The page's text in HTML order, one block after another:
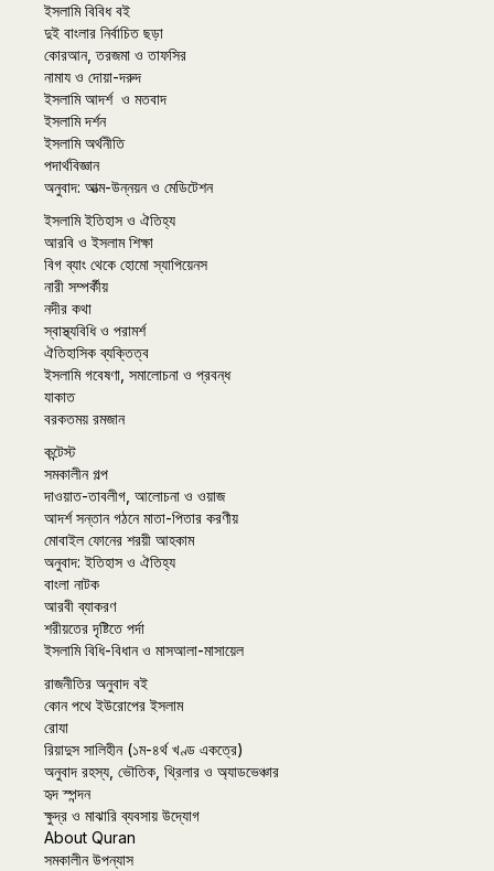
ইসলামি বিবিধ বই
দুই বাংলার নির্বাচিত ছড়া
কোরআন, তরজমা ও তাফসির
নামায ও দোয়া-দরুদ
ইসলামি আদর্শ ও মতবাদ
ইসলামি দর্শন
ইসলামি অর্থনীতি
পদার্থবিজ্ঞান
অনুবাদ: আত্ম-উন্নয়ন ও মেডিটেশন
ইসলামি ইতিহাস ও ঐতিহ্য
আরবি ও ইসলাম শিক্ষা
বিগ ব্যাং থেকে হোমো স্যাপিয়েনস
নারী সম্পর্কীয়
নদীর কথা
স্বাস্থ্যবিধি ও পরামর্শ
ঐতিহাসিক ব্যক্তিত্ব
ইসলামি গবেষণা, সমালোচনা ও প্রবন্ধ
যাকাত
বরকতময় রমজান
কন্টেস্ট
সমকালীন গল্প
দাওয়াত-তাবলীগ, আলোচনা ও ওয়াজ
আদর্শ সন্তান গঠনে মাতা-পিতার করণীয়
মোবাইল ফোনের শরয়ী আহকাম
অনুবাদ: ইতিহাস ও ঐতিহ্য
বাংলা নাটক
আরবী ব্যাকরণ
শরীয়তের দৃষ্টিতে পর্দা
ইসলামি বিধি-বিধান ও মাসআলা-মাসায়েল
রাজনীতির অনুবাদ বই
কোন পথে ইউরোপের ইসলাম
রোযা
রিয়াদুস সালিহীন (১ম-৪র্থ খণ্ড একত্রে)
অনুবাদ রহস্য, ভৌতিক, থ্রিলার ও অ্যাডভেঞ্চার
হৃদ স্পন্দন
ক্ষুদ্র ও মাঝারি ব্যবসায় উদ্যোগ
About Quran
সমকালীন উপন্যাস